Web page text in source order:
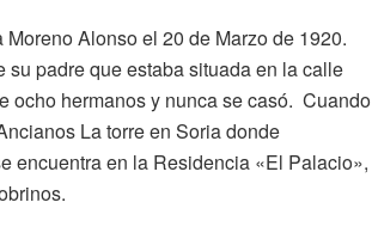
Alonso el 20 de Marzo de 1920.
padre que estaba situada en la calle
ocho hermanos y nunca se casó. Cuando
La torre en Soria donde
encuentra en la Residencia «El Palacio»,